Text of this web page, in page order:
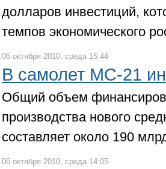
долларов инвестиций,
темпов экономического
06 октября 2010, среда 15:44
В самолет МС-21
Общий объем
производства нового
составляет около 190
06 октября 2010, среда 14:05